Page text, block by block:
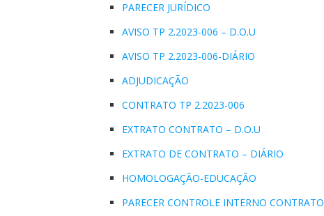
PARECER JURÍDICO
AVISO TP 2.2023-006 – D.O.U
AVISO TP 2.2023-006-DIÁRIO
ADJUDICAÇÃO
CONTRATO TP 2.2023-006
EXTRATO CONTRATO – D.O.U
EXTRATO DE CONTRATO – DIÁRIO
HOMOLOGAÇÃO-EDUCAÇÃO
PARECER CONTROLE INTERNO CONTRATO